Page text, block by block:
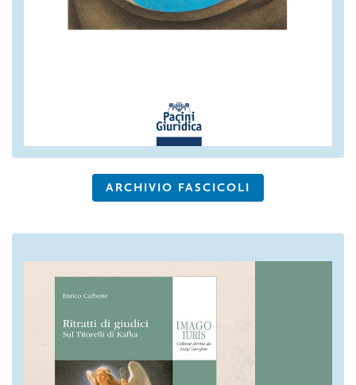
ARCHIVIO FASCICOLI